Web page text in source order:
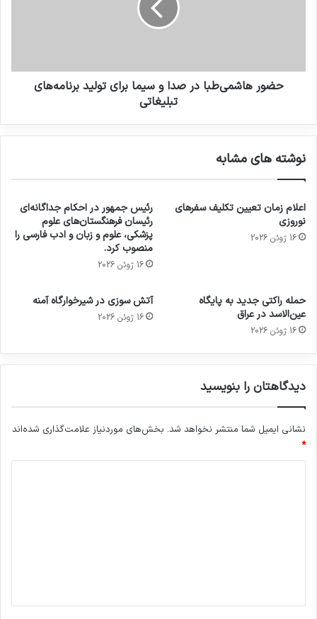
حضور هاشمی‌طبا در صدا و سیما برای تولید برنامه‌های
تبلیغاتی
نوشته های مشابه
اعلام زمان تعیین تکلیف سفرهای
نوروزی
16 ژوئن 2026
رئیس جمهور در احکام جداگانه‌ای
رئیسان فرهنگستان‌های علوم
پزشکی، علوم و زبان و ادب فارسی را
منصوب کرد.
16 ژوئن 2026
حمله راکتی جدید به پایگاه
عین‌الاسد در عراق
16 ژوئن 2026
آتش سوزی در شیرخوارگاه آمنه
16 ژوئن 2026
دیدگاهتان را بنویسید
نشانی ایمیل شما منتشر نخواهد شد. بخش‌های موردنیاز علامت‌گذاری شده‌اند
*